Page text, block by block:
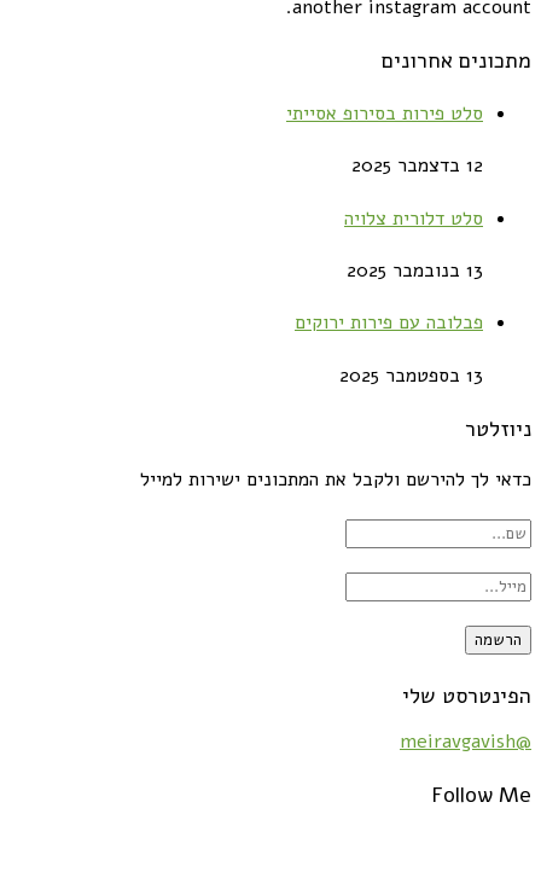
another instagram account.
מתכונים אחרונים
סלט פירות בסירופ אסייתי
12 בדצמבר 2025
סלט דלורית צלויה
13 בנובמבר 2025
פבלובה עם פירות ירוקים
13 בספטמבר 2025
ניוזלטר
כדאי לך להירשם ולקבל את המתכונים ישירות למייל
הפינטרסט שלי
@meiravgavish
Follow Me